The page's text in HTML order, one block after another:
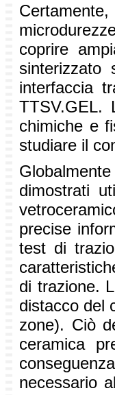
coprire
sinterizzato
interfaccia
TTSV.GEL.
chimiche e
studiare il
dimostrati
precise
test di
di trazione.
distacco del
zone). Ciò
ceramica
necessario